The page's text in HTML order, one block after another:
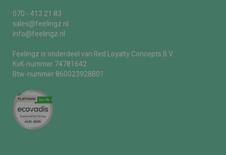
070 - 413 21 83
sales@feelingz.nl
info@feelingz.nl
Feelingz is onderdeel van Red Loyalty Concepts B.V.
KvK-nummer 74781642
Btw-nummer 860023928B01